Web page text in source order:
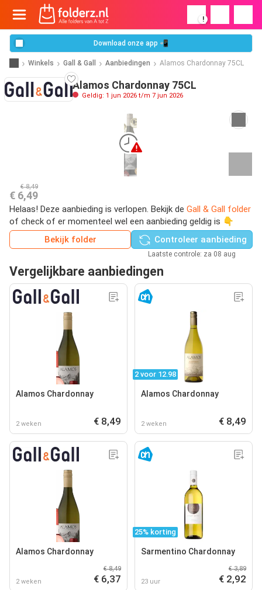
!
Download onze app 📲
Winkels Gall & Gall Aanbiedingen Alamos Chardonnay 75CL
Alamos Chardonnay 75CL
Geldig: 1 jun 2026 t/m 7 jun 2026
€ 8,49
€ 6,49
Helaas! Deze aanbieding is verlopen. Bekijk de Gall & Gall folder
of check of er momenteel wel een aanbieding geldig is 👇
Bekijk folder
Controleer aanbieding
Laatste controle: za 08 aug
Vergelijkbare aanbiedingen
Alamos Chardonnay
2 weken € 8,49
2 voor 12.98
Alamos Chardonnay
2 weken € 8,49
Alamos Chardonnay
2 weken
€ 8,49
€ 6,37
25% korting
Sarmentino Chardonnay
23 uur
€ 3,89
€ 2,92